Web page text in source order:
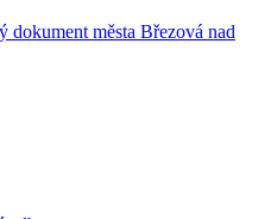
dokument města Březová nad